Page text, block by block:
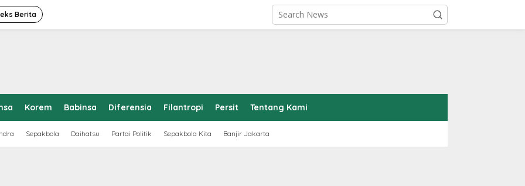
Berita
Korem Babinsa Diferensia Filantropi Persit Tentang Kami
Sepakbola Daihatsu Partai Politik Sepakbola Kita Banjir Jakarta